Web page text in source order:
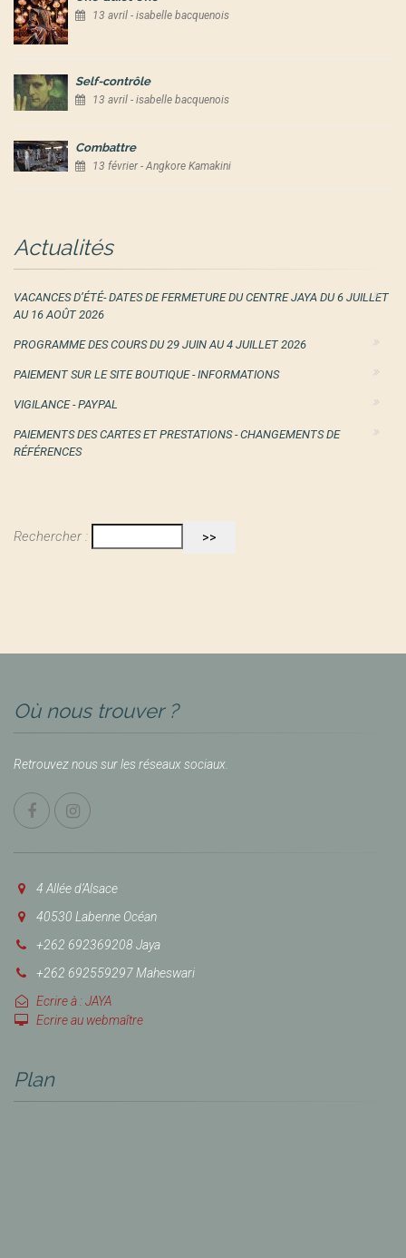
13 avril - isabelle bacquenois
Self-contrôle
13 avril - isabelle bacquenois
Combattre
13 février - Angkore Kamakini
Actualités
VACANCES D’ÉTÉ- DATES DE FERMETURE DU CENTRE JAYA DU 6 JUILLET
AU 16 AOÛT 2026
PROGRAMME DES COURS DU 29 JUIN AU 4 JUILLET 2026
PAIEMENT SUR LE SITE BOUTIQUE - INFORMATIONS
VIGILANCE - PAYPAL
PAIEMENTS DES CARTES ET PRESTATIONS - CHANGEMENTS DE
RÉFÉRENCES
Rechercher :
Où nous trouver ?
Retrouvez nous sur les réseaux sociaux.
4 Allée d’Alsace
40530 Labenne Océan
+262 692369208 Jaya
+262 692559297 Maheswari
Ecrire à : JAYA
Ecrire au webmaître
Plan